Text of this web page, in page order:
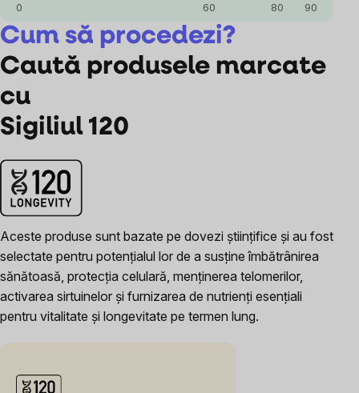
0 60 80 90
Cum să procedezi?
Caută produsele marcate
cu
Sigiliul 120
Aceste produse sunt bazate pe dovezi științifice și au fost
selectate pentru potențialul lor de a susține îmbătrânirea
sănătoasă, protecția celulară, menținerea telomerilor,
activarea sirtuinelor și furnizarea de nutrienți esențiali
pentru vitalitate și longevitate pe termen lung.